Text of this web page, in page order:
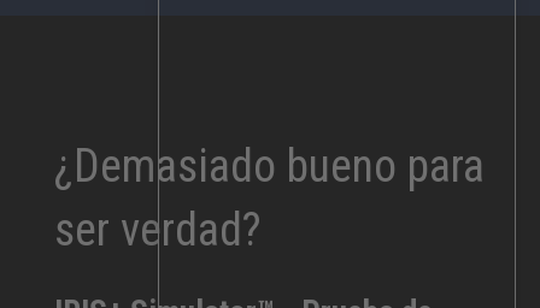
¿Demasiado bueno para
ser verdad?